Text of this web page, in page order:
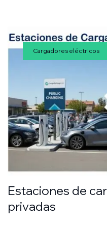
Cargadores eléctricos
Estaciones de
privadas